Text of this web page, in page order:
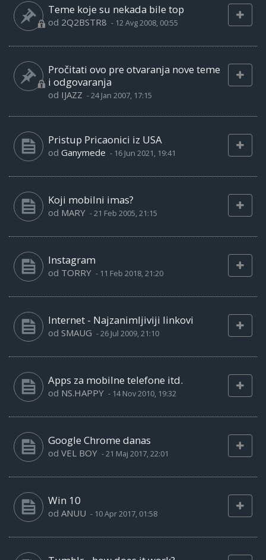
Teme koje su nekada bile top
od 2Q2BSTR8 - 12 Avg 2008, 00:55
Pročitati ovo pre otvaranja nove teme
i odgovaranja
od IJAZZ -24 Jan 2007, 17:15
Pristup Pricaonici iz USA
od Ganymede - 16 Jun 2021, 19:41
Koji mobilni imas?
od MARY -21 Feb 2005, 21:15
Instagram
od TORRY - 11 Feb 2018, 21:20
Internet - Najzanimljiviji linkovi
od SMAUG -26 Jul 2009, 21:10
Apps za mobilne telefone itd.
od NS.HAPPY - 14 Nov 2010, 19:32
Google Chrome danas
od VEL BOY -21 Maj 2017, 22:01
Win 10
od ANUU - 10 Apr 2017, 01:58